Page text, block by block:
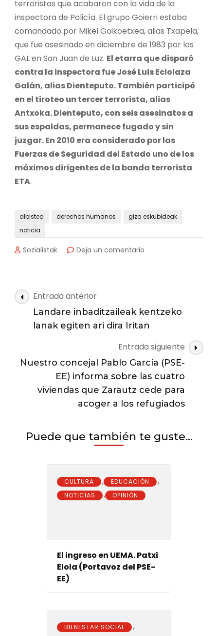
terroristas que acabaron con la vida de la
inspectora de Policía. El grupo Goierri estaba
comandado por Mikel Goikoetxea, alias Txapela,
que fue asesinado en diciembre de 1983 por los
GAL en San Juan de Luz. El etarra que disparó
contra la inspectora fue José Luis Eciolaza
Galán, alias Dienteputo. También participó
en el tiroteo un tercer terrorista, alias
Antxoka. Dienteputo, con seis asesinatos a
sus espaldas, permanece fugado y sin
juzgar. En 2010 era considerado por las
Fuerzas de Seguridad del Estado uno de los
máximos dirigentes de la banda terrorista
ETA.
albistea derechos humanos
giza eskubideak
noticia
Sozialistak Deja un comentario
Zarautz:
asesina
la
primera
mujer
policía.
Navegación
de
Entrada anterior
Landare inbaditzaileak kentzeko
lanak egiten ari dira Iritan
Entrada siguiente
Nuestro concejal Pablo García (PSE-
EE) informa sobre las cuatro
viviendas que Zarautz cede para
acoger a los refugiados
Puede que también te guste...
CULTURA , EDUCACIÓN ,
NOTICIAS , OPINIÓN
El ingreso en UEMA. Patxi
Elola (Portavoz del PSE-
EE)
BIENESTAR SOCIAL ,